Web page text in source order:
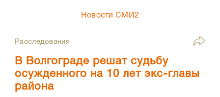
Новости СМИ2
Расследования
В Волгограде решат судьбу
осужденного на 10 лет экс-главы
района